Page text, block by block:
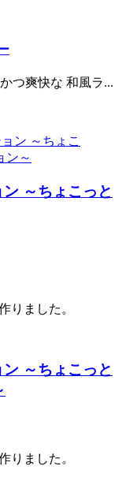
つ爽快な 和風ラ...
～ちょこっと
りました。
～ちょこっと
りました。